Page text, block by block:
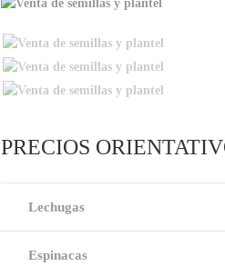
PRECIOS
Lechugas
Espinacas